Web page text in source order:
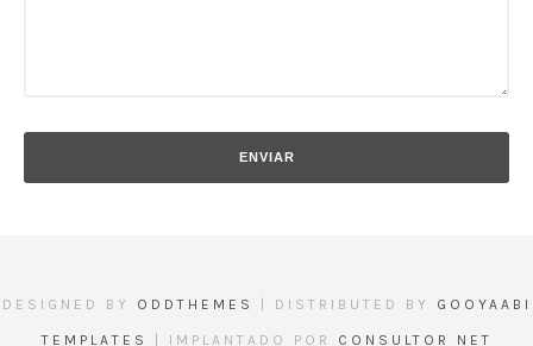
DESIGNED BY ODDTHEMES | DISTRIBUTED BY GOOYAABI
TEMPLATES | IMPLANTADO POR CONSULTOR NET